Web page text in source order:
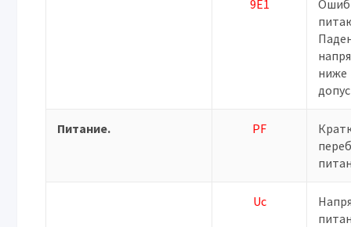
9E1
ниже
Питание. PF
Uc